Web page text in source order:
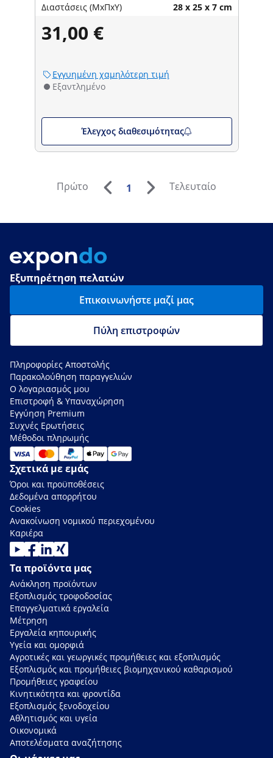
Διαστάσεις (ΜxΠxΥ) 28 x 25 x 7 cm
31,00 €
Εγγυημένη χαμηλότερη τιμή
Εξαντλημένο
Έλεγχος διαθεσιμότητας
Πρώτο 1 Τελευταίο
Εξυπηρέτηση πελατών
Επικοινωνήστε μαζί μας
Πύλη επιστροφών
Πληροφορίες Αποστολής
Παρακολούθηση παραγγελιών
Ο λογαριασμός μου
Επιστροφή & Υπαναχώρηση
Εγγύηση Premium
Συχνές Ερωτήσεις
Μέθοδοι πληρωμής
Σχετικά με εμάς
Όροι και προϋποθέσεις
Δεδομένα απορρήτου
Cookies
Ανακοίνωση νομικού περιεχομένου
Καριέρα
Τα προϊόντα μας
Ανάκληση προϊόντων
Εξοπλισμός τροφοδοσίας
Επαγγελματικά εργαλεία
Μέτρηση
Εργαλεία κηπουρικής
Υγεία και ομορφιά
Αγροτικές και γεωργικές προμήθειες και εξοπλισμός
Εξοπλισμός και προμήθειες βιομηχανικού καθαρισμού
Προμήθειες γραφείου
Κινητικότητα και φροντίδα
Εξοπλισμός ξενοδοχείου
Αθλητισμός και υγεία
Οικονομικά
Αποτελέσματα αναζήτησης